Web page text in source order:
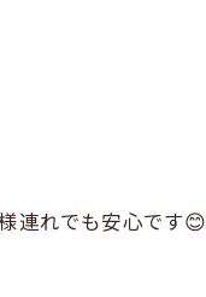
連れでも安心です😊